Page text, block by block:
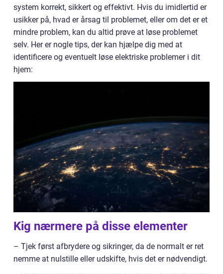
system korrekt, sikkert og effektivt. Hvis du imidlertid er
usikker på, hvad er årsag til problemet, eller om det er et
mindre problem, kan du altid prøve at løse problemet
selv. Her er nogle tips, der kan hjælpe dig med at
identificere og eventuelt løse elektriske problemer i dit
hjem:
Kig nærmere på disse elementer
– Tjek først afbrydere og sikringer, da de normalt er ret
nemme at nulstille eller udskifte, hvis det er nødvendigt.